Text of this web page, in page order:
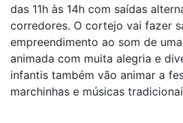
das 11h às 14h com saídas
corredores. O cortejo vai fazer
empreendimento ao som de
animada com muita alegria e
infantis também vão animar a
marchinhas e músicas